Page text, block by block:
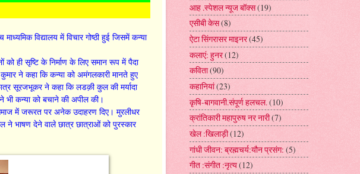
विद्यालय में विचार गोष्ठी हुई जिसमें कन्या
ही सृष्टि के निर्माण के लिए समान रूप में पैदा
ने कहा कि कन्या को अमंगलकारी मानते हुए
सूरजभूकर ने कहा कि लडक़ी कुल की मर्यादा
भी कन्या को बचाने की अपील की।
में जरूरत पर अनेक उदाहरण दिए। मुरलीधर
ने भाषण देने वाले छात्र छात्राओं को पुरस्कार
आह .स्पेशल न्यूज बॉक्स(19)
एसीबी केस(8)
ऐटा सिंगरासर माइनर(45)
कलाएं: हुनर(12)
कविता(90)
कहानियां(23)
कृषि-बागवानी.संपूर्ण हलचल. (10)
क्रांतिकारी महापुरुष नर नारी(7)
खेल :खिलाड़ी(12)
गांधी जीवन: ब्रह्मचर्य:यौन प्रसंग: (5)
गीत :संगीत :नृत्य(12)